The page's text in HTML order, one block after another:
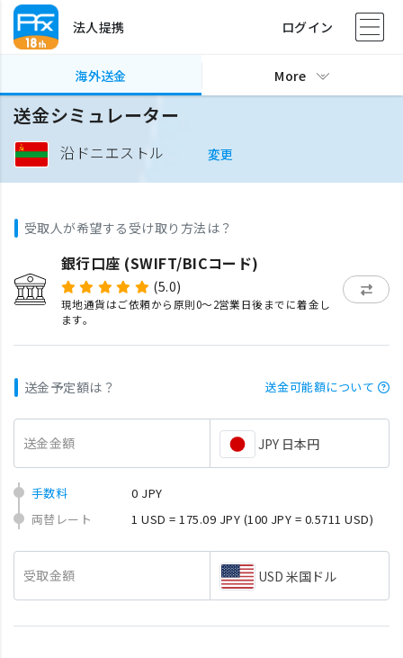
法人提携 ログイン
海外送金 More
送金シミュレーター
沿ドニエストル 変更
受取人が希望する受け取り方法は？
銀行口座 (SWIFT/BICコード)
(5.0)
現地通貨はご依頼から原則0〜2営業日後までに着金し
ます。
送金予定額は？ 送金可能額について
送金金額 JPY 日本円
手数料
0 JPY
両替レート
1 USD = 175.09 JPY (100 JPY = 0.5711 USD)
受取金額 USD 米国ドル